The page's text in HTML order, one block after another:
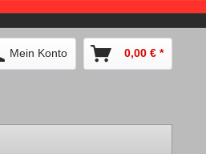
Mein Konto 0,00 € *